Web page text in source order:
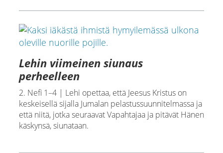
Lehin viimeinen siunaus
perheelleen
2. Nefi 1–4 | Lehi opettaa, että Jeesus Kristus on
keskeisellä sijalla Jumalan pelastussuunnitelmassa ja
että niitä, jotka seuraavat Vapahtajaa ja pitävät Hänen
käskynsä, siunataan.